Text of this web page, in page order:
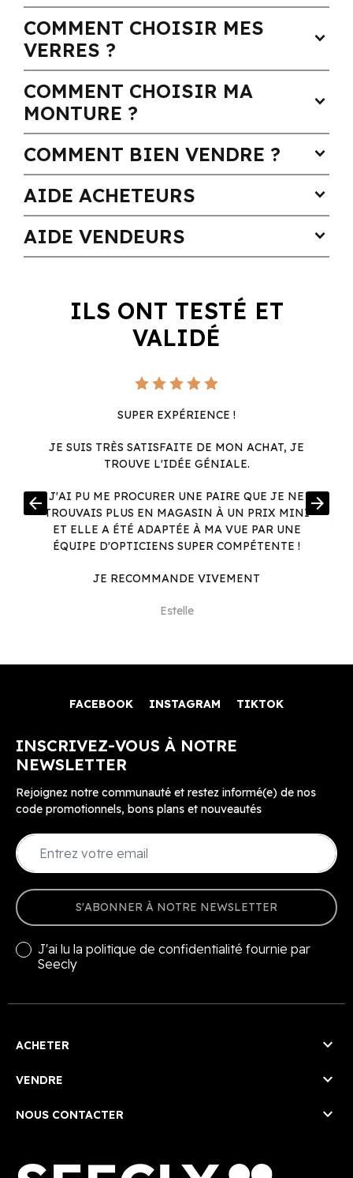
COMMENT CHOISIR MES
VERRES ?
expand_more
COMMENT CHOISIR MA
MONTURE ?
expand_more
COMMENT BIEN VENDRE ? expand_more
AIDE ACHETEURS expand_more
AIDE VENDEURS expand_more
ILS ONT TESTÉ ET
VALIDÉ
SUPER EXPÉRIENCE !
JE SUIS TRÈS SATISFAITE DE MON ACHAT, JE
TROUVE L'IDÉE GÉNIALE.
J'AI PU ME PROCURER UNE PAIRE QUE JE NE
TROUVAIS PLUS EN MAGASIN À UN PRIX MINI
ET ELLE A ÉTÉ ADAPTÉE À MA VUE PAR UNE
ÉQUIPE D'OPTICIENS SUPER COMPÉTENTE !
JE RECOMMANDE VIVEMENT
Estelle
arrow_back arrow_forward
FACEBOOK INSTAGRAM TIKTOK
INSCRIVEZ-VOUS À NOTRE
NEWSLETTER
Rejoignez notre communauté et restez informé(e) de nos
code promotionnels, bons plans et nouveautés
S'ABONNER À NOTRE NEWSLETTER
J'ai lu la politique de confidentialité fournie par
Seecly
ACHETER 
VENDRE 
NOUS CONTACTER 